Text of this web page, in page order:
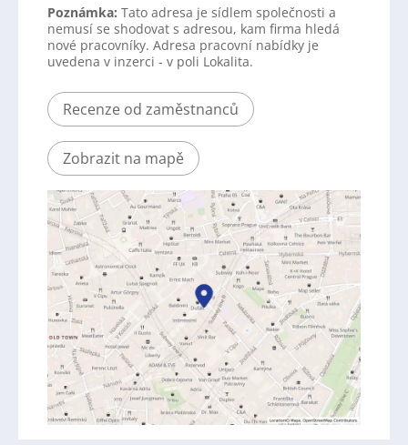
Poznámka: Tato adresa je sídlem společnosti a
nemusí se shodovat s adresou, kam firma hledá
nové pracovníky. Adresa pracovní nabídky je
uvedena v inzerci - v poli Lokalita.
Recenze od zaměstnanců
Zobrazit na mapě